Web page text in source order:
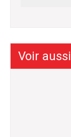
Voir aussi